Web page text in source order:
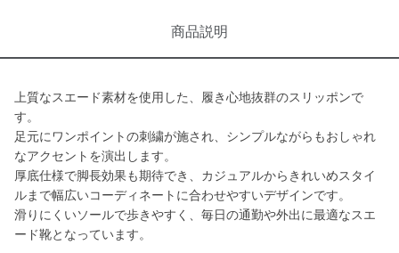
商品説明
上質なスエード素材を使用した、履き心地抜群のスリッポンで
す。
足元にワンポイントの刺繍が施され、シンプルながらもおしゃれ
なアクセントを演出します。
厚底仕様で脚長効果も期待でき、カジュアルからきれいめスタイ
ルまで幅広いコーディネートに合わせやすいデザインです。
滑りにくいソールで歩きやすく、毎日の通勤や外出に最適なスエ
ード靴となっています。